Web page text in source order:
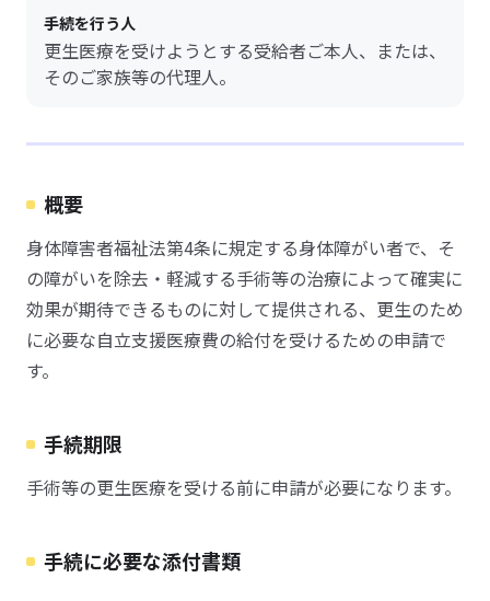
手続を行う人
更生医療を受けようとする受給者ご本人、または、
そのご家族等の代理人。
概要
身体障害者福祉法第4条に規定する身体障がい者で、そ
の障がいを除去・軽減する手術等の治療によって確実に
効果が期待できるものに対して提供される、更生のため
に必要な自立支援医療費の給付を受けるための申請で
す。
手続期限
手術等の更生医療を受ける前に申請が必要になります。
手続に必要な添付書類